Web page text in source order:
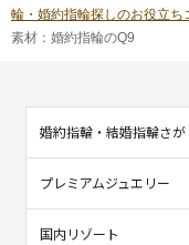
輪・婚約指輪探しのお役立ち
素材：婚約指輪のQ9
婚約指輪・結婚指輪さが
プレミアムジュエリー
国内リゾート